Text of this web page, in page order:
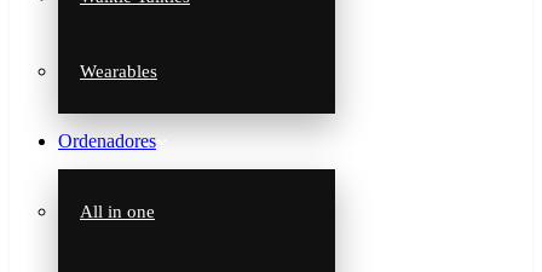
Wearables
Ordenadores
All in one